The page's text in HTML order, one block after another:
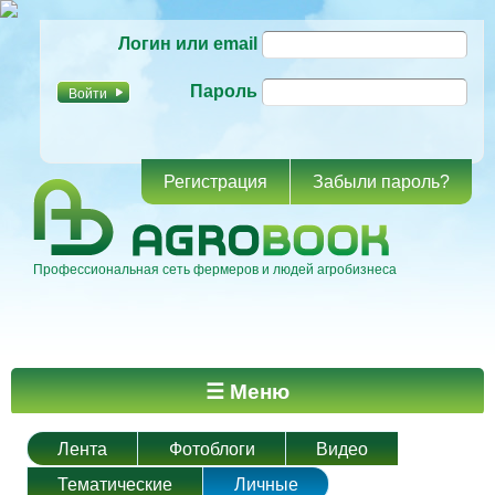
основному
Логин или email
Пароль
Регистрация Забыли пароль?
Профессиональная сеть фермеров и людей агробизнеса
Главное меню ☰ Меню
Лента Фотоблоги
Видео
Тематические
Личные